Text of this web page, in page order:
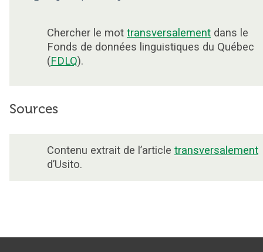
Chercher le mot transversalement dans le
Fonds de données linguistiques du Québec
(FDLQ).
Sources
Contenu extrait de l’article transversalement
d’Usito.